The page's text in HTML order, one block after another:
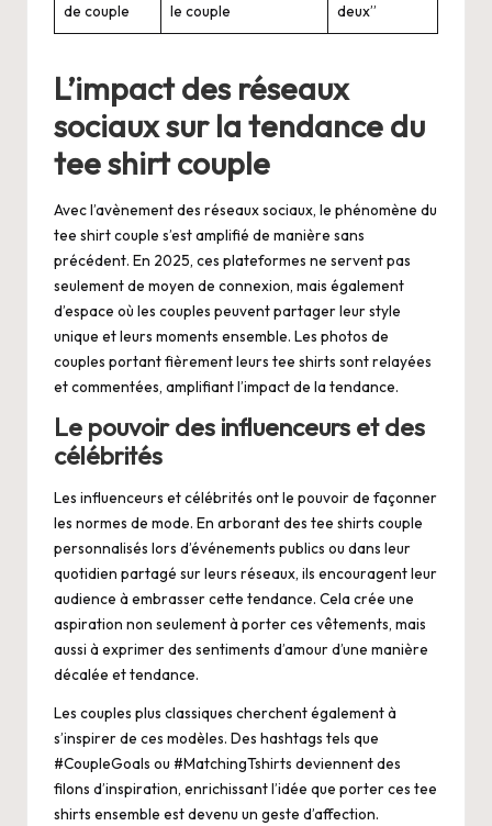
de couple
le couple
deux”
L’impact des réseaux
sociaux sur la tendance du
tee shirt couple
Avec l’avènement des réseaux sociaux, le phénomène du
tee shirt couple s’est amplifié de manière sans
précédent. En 2025, ces plateformes ne servent pas
seulement de moyen de connexion, mais également
d’espace où les couples peuvent partager leur style
unique et leurs moments ensemble. Les photos de
couples portant fièrement leurs tee shirts sont relayées
et commentées, amplifiant l’impact de la tendance.
Le pouvoir des influenceurs et des
célébrités
Les influenceurs et célébrités ont le pouvoir de façonner
les normes de mode. En arborant des tee shirts couple
personnalisés lors d’événements publics ou dans leur
quotidien partagé sur leurs réseaux, ils encouragent leur
audience à embrasser cette tendance. Cela crée une
aspiration non seulement à porter ces vêtements, mais
aussi à exprimer des sentiments d’amour d’une manière
décalée et tendance.
Les couples plus classiques cherchent également à
s’inspirer de ces modèles. Des hashtags tels que
#CoupleGoals ou #MatchingTshirts deviennent des
filons d’inspiration, enrichissant l’idée que porter ces tee
shirts ensemble est devenu un geste d’affection.